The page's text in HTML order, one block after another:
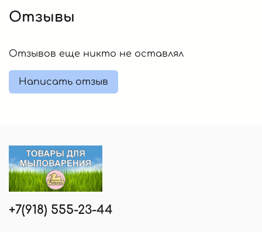
Отзывы
Отзывов еще никто не оставлял
Написать отзыв
+7(918) 555-23-44